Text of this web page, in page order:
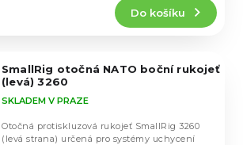
Do košíku
SmallRig otočná NATO boční rukojeť
(levá) 3260
SKLADEM V PRAZE
Otočná protiskluzová rukojeť SmallRig 3260
(levá strana) určená pro systémy uchycení